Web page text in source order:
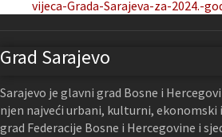
vijeca-Grada-Sarajeva-za-2024.-
Grad Sarajevo
Sarajevo je glavni grad Bosne i
njen najveći urbani, kulturni,
grad Federacije Bosne i Hercegovine i